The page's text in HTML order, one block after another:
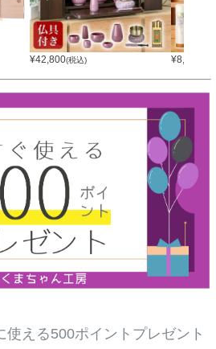
¥42,800(税込) ¥8,800
使える500ポイントプレゼント